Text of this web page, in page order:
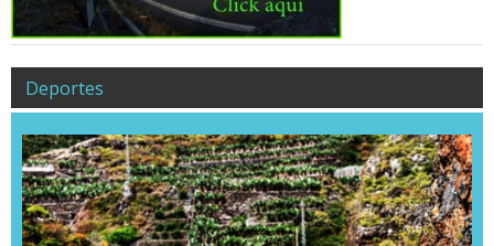
Deportes